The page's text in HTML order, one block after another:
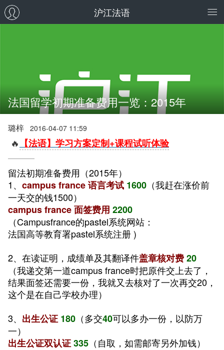
沪江法语
法国留学初期准备费用一览：2015年
璐梓 2016-04-07 11:59
🔥 【法语】学习方案定制+课程试听体验
留法初期准备费用（2015年）
1、 campus france 语言考试 1600 （我赶在涨价前
一天交的钱1500）
campus france 面签费用 2200
（Campusfrance的pastel系统网站：
法国高等教育署pastel系统注册 )
2、在读证明，成绩单及其翻译件盖章核对费20
（我递交第一道campus france时把原件交上去了，
结果面签还需要一份，我就又去核对了一次再交20，
这个是在自己学校办理）
3、 出生公证 180 （多交40可以多办一份，以防万
一）
出生公证双认证335 （自取，如需邮寄另外加钱）